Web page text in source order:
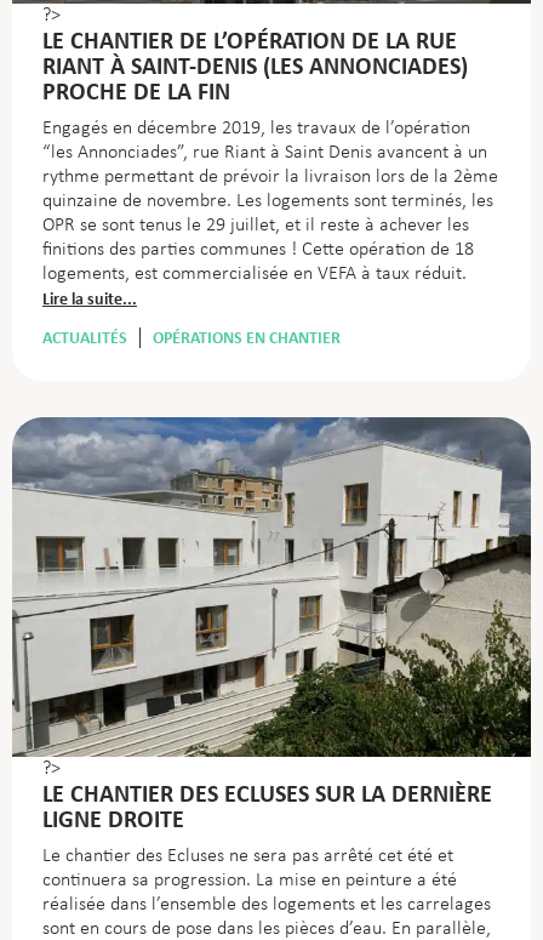
?>
LE CHANTIER DE L’OPÉRATION DE LA RUE
RIANT À SAINT-DENIS (LES ANNONCIADES)
PROCHE DE LA FIN
Engagés en décembre 2019, les travaux de l’opération
“les Annonciades”, rue Riant à Saint Denis avancent à un
rythme permettant de prévoir la livraison lors de la 2ème
quinzaine de novembre. Les logements sont terminés, les
OPR se sont tenus le 29 juillet, et il reste à achever les
finitions des parties communes ! Cette opération de 18
logements, est commercialisée en VEFA à taux réduit.
Lire la suite...
ACTUALITÉS
OPÉRATIONS EN CHANTIER
?>
LE CHANTIER DES ECLUSES SUR LA DERNIÈRE
LIGNE DROITE
Le chantier des Ecluses ne sera pas arrêté cet été et
continuera sa progression. La mise en peinture a été
réalisée dans l’ensemble des logements et les carrelages
sont en cours de pose dans les pièces d’eau. En parallèle,